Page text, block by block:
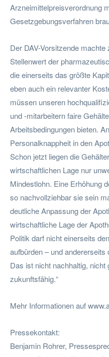
Arzneimittelpreisverordnung
Gesetzgebungsverfahren
Der DAV-Vorsitzende
Stellenwert der
die einerseits das größte
eben auch ein relevanter
müssen unseren
und -mitarbeitern faire
Arbeitsbedingungen bieten.
Personalknappheit in den
Schon jetzt liegen die
wirtschaftlichen Lage nur
Mindestlohn. Eine Erhöhung
so nachvollziehbar sie sein
deutliche Anpassung der
wirtschaftliche Lage der
Politik darf nicht einerseits
aufbürden – und
Das ist nicht nachhaltig,
zukunftsfähig.“
Mehr Informationen auf
Pressekontakt:
Benjamin Rohrer,